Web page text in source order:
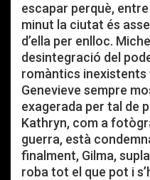
escapar perquè,
minut la ciutat és
d’ella per enlloc.
desintegració del
romàntics inexistents
Genevieve sempre
exagerada per tal de
Kathryn, com a
guerra, està
finalment, Gilma,
roba tot el que pot i